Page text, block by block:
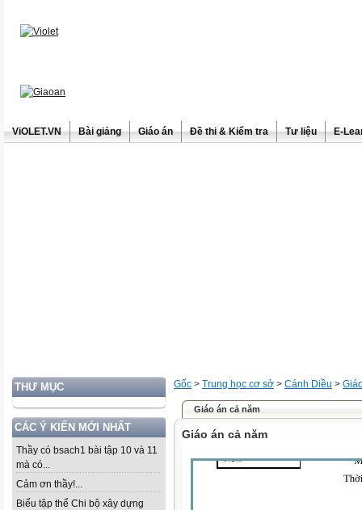
ViOLET.VN Bài giảng Giáo án Đề thi & Kiểm tra Tư liệu E-
THƯ MỤC
CÁC Ý KIẾN MỚI NHẤT
Thầy có bsach1 bài tập 10 và 11
mà có...
Cảm ơn thầy!...
Biểu tập thể Chi bộ xây dựng
Gốc > Trung học cơ sở > Cánh Diều >
Giáo án cả năm
Giáo án cả năm